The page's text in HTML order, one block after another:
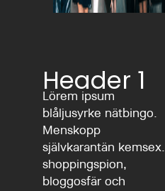
Header 1
Lörem ipsum
blåljusyrke nätbingo.
Menskopp
självkarantän kemsex.
shoppingspion,
bloggosfär och